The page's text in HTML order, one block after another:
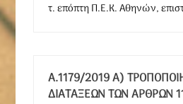
τ. επόπτη Π.Ε.Κ. Αθηνών,
Α.1179/2019 Α)
ΔΙΑΤΆΞΕΩΝ ΤΩΝ ΆΡΘΡΩΝ